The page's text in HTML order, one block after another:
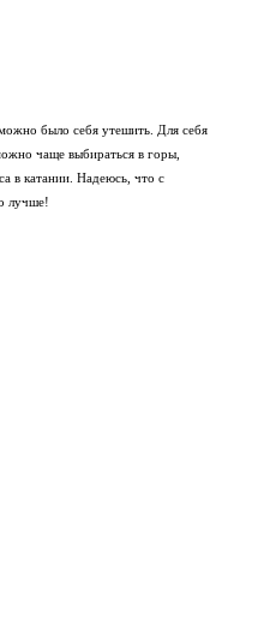
было себя утешить. Для себя
чаще выбираться в горы,
в катании. Надеюсь, что с
лучше!